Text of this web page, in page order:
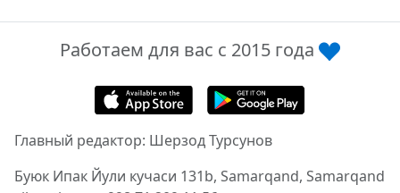
Работаем для вас с 2015 года
Главный редактор: Шерзод Турсунов
Буюк Ипак Йули кучаси 131b, Samarqand, Samarqand